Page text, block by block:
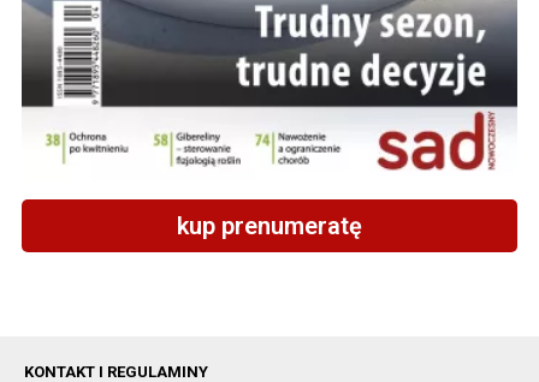
kup prenumeratę
KONTAKT I REGULAMINY